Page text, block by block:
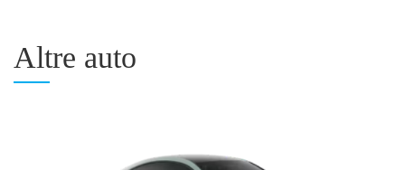
Altre auto